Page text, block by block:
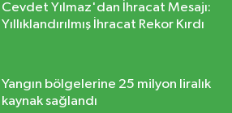
Cevdet Yılmaz'dan İhracat Mesajı:
Yıllıklandırılmış İhracat Rekor Kırdı
Yangın bölgelerine 25 milyon liralık
kaynak sağlandı